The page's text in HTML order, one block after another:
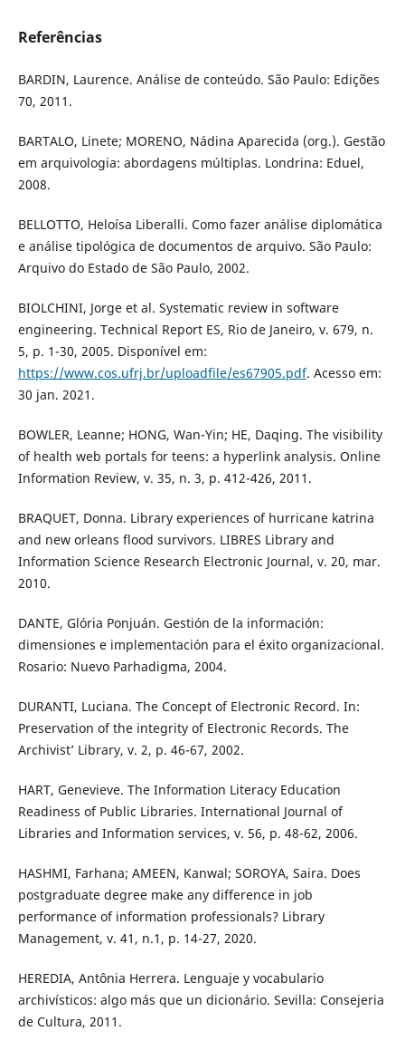
Referências
BARDIN, Laurence. Análise de conteúdo. São Paulo: Edições
70, 2011.
BARTALO, Linete; MORENO, Nádina Aparecida (org.). Gestão
em arquivologia: abordagens múltiplas. Londrina: Eduel,
2008.
BELLOTTO, Heloísa Liberalli. Como fazer análise diplomática
e análise tipológica de documentos de arquivo. São Paulo:
Arquivo do Estado de São Paulo, 2002.
BIOLCHINI, Jorge et al. Systematic review in software
engineering. Technical Report ES, Rio de Janeiro, v. 679, n.
5, p. 1-30, 2005. Disponível em:
https://www.cos.ufrj.br/uploadfile/es67905.pdf. Acesso em:
30 jan. 2021.
BOWLER, Leanne; HONG, Wan-Yin; HE, Daqing. The visibility
of health web portals for teens: a hyperlink analysis. Online
Information Review, v. 35, n. 3, p. 412-426, 2011.
BRAQUET, Donna. Library experiences of hurricane katrina
and new orleans flood survivors. LIBRES Library and
Information Science Research Electronic Journal, v. 20, mar.
2010.
DANTE, Glória Ponjuán. Gestión de la información:
dimensiones e implementación para el éxito organizacional.
Rosario: Nuevo Parhadigma, 2004.
DURANTI, Luciana. The Concept of Electronic Record. In:
Preservation of the integrity of Electronic Records. The
Archivist’ Library, v. 2, p. 46-67, 2002.
HART, Genevieve. The Information Literacy Education
Readiness of Public Libraries. International Journal of
Libraries and Information services, v. 56, p. 48-62, 2006.
HASHMI, Farhana; AMEEN, Kanwal; SOROYA, Saira. Does
postgraduate degree make any difference in job
performance of information professionals? Library
Management, v. 41, n.1, p. 14-27, 2020.
HEREDIA, Antônia Herrera. Lenguaje y vocabulario
archivísticos: algo más que un dicionário. Sevilla: Consejeria
de Cultura, 2011.